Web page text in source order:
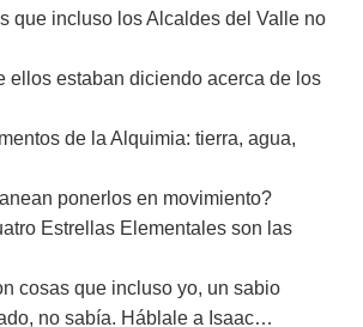
que incluso los Alcaldes del Valle no
ellos estaban diciendo acerca de los
de la Alquimia: tierra, agua,
ponerlos en movimiento?
Estrellas Elementales son las
cosas que incluso yo, un sabio
no sabía. Háblale a Isaac…